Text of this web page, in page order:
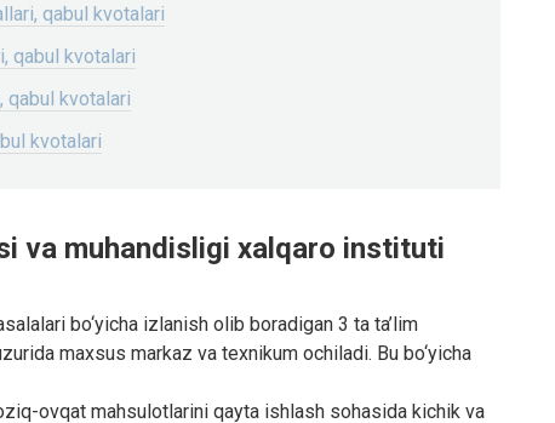
qabul kvotalari
qabul kvotalari
qabul kvotalari
kvotalari
va muhandisligi xalqaro instituti
bo‘yicha izlanish olib boradigan 3 ta ta’lim
maxsus markaz va texnikum ochiladi. Bu bo‘yicha
ovqat mahsulotlarini qayta ishlash sohasida kichik va